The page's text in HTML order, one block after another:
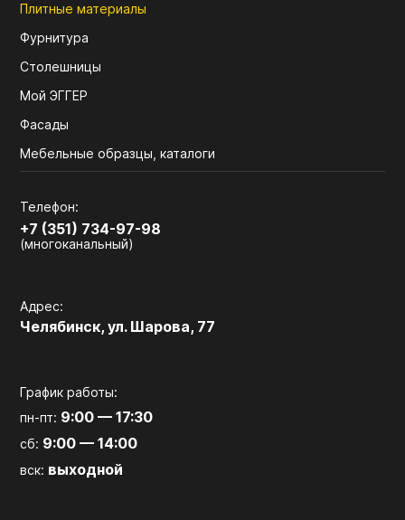
Плитные материалы
Фурнитура
Столешницы
Мой ЭГГЕР
Фасады
Мебельные образцы, каталоги
Телефон:
+7 (351) 734-97-98
(многоканальный)
Адрес:
Челябинск, ул. Шарова, 77
График работы:
пн-пт: 9:00 — 17:30
сб: 9:00 — 14:00
вск: выходной